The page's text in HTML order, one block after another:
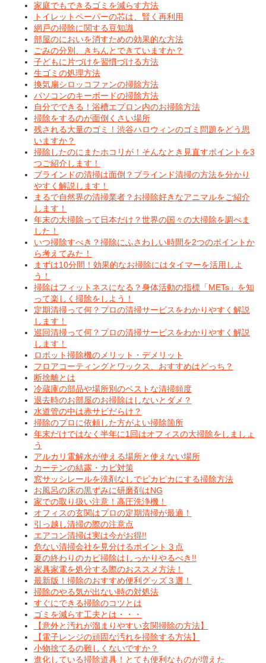
家庭でもできるゴミを減らす方法
トイレットペーパーの芯は、賢く再利用
網戸の掃除に関する豆知識
部屋のにおいを消すための効果的な方法
ごみの分別、きちんとできていますか？
子どもに片づけを習慣づける方法
生ゴミの処理方法
換気扇シロッコファンの掃除方法
パソコンのキーボードの掃除方法
自分でできる！浴槽エプロン内のお掃除方法
掃除をするのが面倒くさい場所
残される大量のゴミ！渋谷ハロウィンのゴミ問題をどう思
いますか？
掃除したのにまたホコリが！そんなとき見直すポイントを3
つご紹介します！
ブラインドの清掃は面倒？ブラインド清掃の方法を分かり
やすく解説します！
まるで自然界の清掃業者？お掃除好きなアニマルをご紹介
します！
年末の大掃除って日本だけ？世界の国々の大掃除を調べま
した！
いつ掃除すべき？掃除にふさわしい時間を2つのポイントか
ら考えてみた！
まずは10分間！効果的なお掃除にはタイマーを活用しよ
う！
掃除はフィットネスになる？身体活動の指標「METs」を知
って楽しく掃除をしよう！
定期清掃って何？プロの清掃サービスをわかりやすく解説
します！
巡回清掃って何？プロの清掃サービスをわかりやすく解説
します！
ロボット掃除機のメリット・デメリット
フロアコーティングとワックス、おすすめはどっち？
断捨離とは
冷蔵庫の部品や場所別のベストな清掃頻度
退去時のお部屋のお掃除はしないとダメ？
水道管の中は赤サビだらけ？
掃除のプロに依頼した方がよい掃除箇所
年末だけではなく半年に1回はオフィスの大掃除をしましょ
う
アルカリ電解水が使える場所と使えない場所
カーテンの結露・カビ対策
窓サッシレールを洗剤なしでピカピカにする掃除方法
お風呂の床の黒ずみに研磨剤はNG
家での取り扱い注意！高圧洗浄機！
オフィスの玄関はプロの定期清掃が最適！
引っ越し清掃の際の注意点
エアコン清掃は実は今がお得!!
危ない清掃会社を見分けるポイント３点
夏の終わりのカビ掃除はしっかりやるべき!!
家具家電を処分する際のおススメ方法！
最新版！掃除のおすすめ便利グッズ３選！
掃除のやる気が出ない時の対処法
すぐにできる掃除のコツとは
ゴミを減らす工夫とは・・・
【意外と汚れが溜まりやすい玄関掃除の方法】
【電子レンジの頑固な汚れを掃除する方法】
小物捨てるの難しくないですか？
進化している掃除道具！とても便利なものが増えた